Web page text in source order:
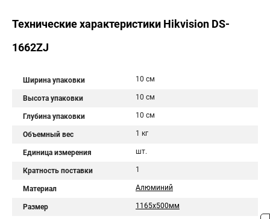
Технические характеристики Hikvision DS-
1662ZJ
Ширина упаковки 10 см
Высота упаковки 10 см
Глубина упаковки 10 см
Объемный вес 1 кг
Единица измерения шт.
Кратность поставки 1
Материал Алюминий
Размер 1165х500мм